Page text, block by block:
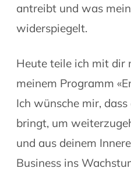
antreibt und was
widerspiegelt.
Heute teile ich mit dir
meinem Programm
Ich wünsche mir,
bringt, um
und aus deinem
Business ins